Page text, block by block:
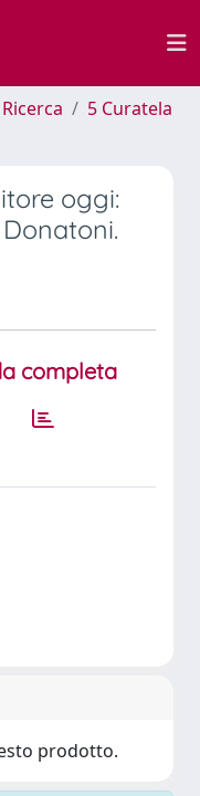
5 Curatela
oggi:
completa
prodotto.